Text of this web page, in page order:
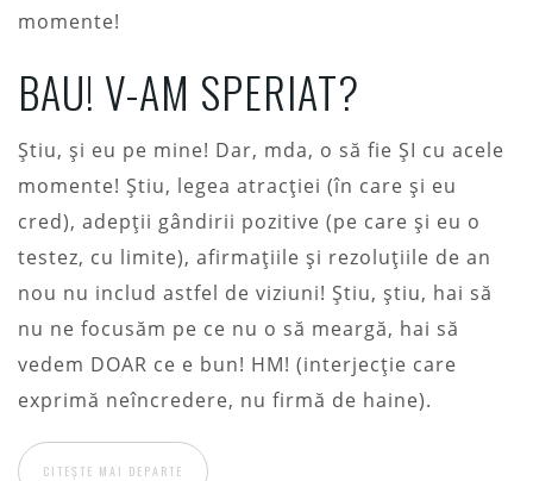
momente!
BAU! V-AM SPERIAT?
Știu, și eu pe mine! Dar, mda, o să fie ȘI cu acele
momente! Știu, legea atracției (în care și eu
cred), adepții gândirii pozitive (pe care și eu o
testez, cu limite), afirmațiile și rezoluțiile de an
nou nu includ astfel de viziuni! Știu, știu, hai să
nu ne focusăm pe ce nu o să meargă, hai să
vedem DOAR ce e bun! HM! (interjecție care
exprimă neîncredere, nu firmă de haine).
CITEȘTE MAI DEPARTE